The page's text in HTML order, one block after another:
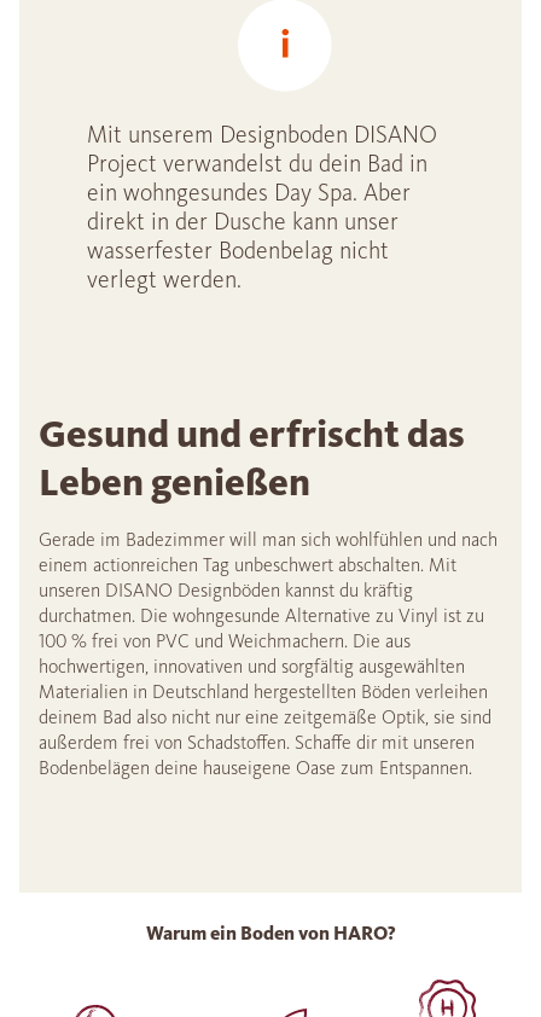
Mit unserem Designboden DISANO
Project verwandelst du dein Bad in
ein wohngesundes Day Spa. Aber
direkt in der Dusche kann unser
wasserfester Bodenbelag nicht
verlegt werden.
Gesund und erfrischt das
Leben genießen
Gerade im Badezimmer will man sich wohlfühlen und nach
einem actionreichen Tag unbeschwert abschalten. Mit
unseren DISANO Designböden kannst du kräftig
durchatmen. Die wohngesunde Alternative zu Vinyl ist zu
100 % frei von PVC und Weichmachern. Die aus
hochwertigen, innovativen und sorgfältig ausgewählten
Materialien in Deutschland hergestellten Böden verleihen
deinem Bad also nicht nur eine zeitgemäße Optik, sie sind
außerdem frei von Schadstoffen. Schaffe dir mit unseren
Bodenbelägen deine hauseigene Oase zum Entspannen.
Warum ein Boden von HARO?